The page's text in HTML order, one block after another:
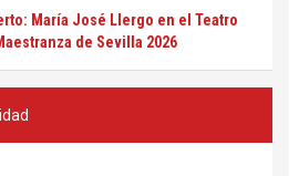
María José Llergo en el Teatro
de Sevilla 2026